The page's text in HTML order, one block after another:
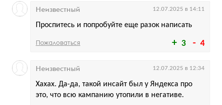
3 4
Проспитесь и попробуйте еще разок написать
Неизвестный 12.07.2025 в 14:11
Пожаловаться
Хахах. Да-да, такой инсайт был у Яндекса про
это, что всю кампанию утопили в негативе.
Неизвестный 12.07.2025 в 12:34